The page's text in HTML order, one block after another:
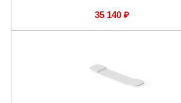
35 140 ₽